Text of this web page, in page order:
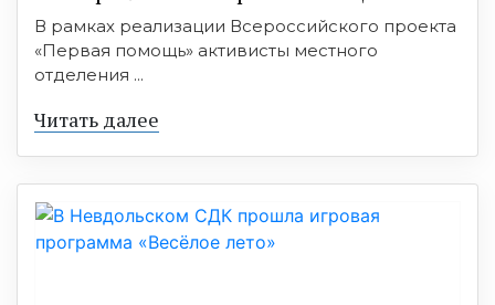
В рамках реализации Всероссийского проекта
«Первая помощь» активисты местного
отделения ...
Читать далее